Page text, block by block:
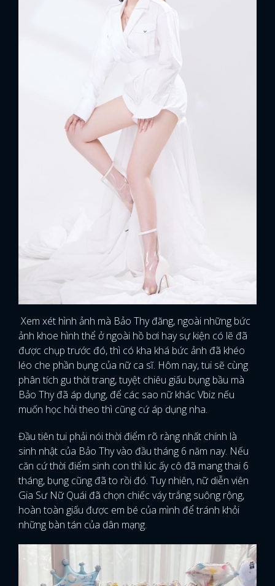
Xem xét hình ảnh mà Bảo Thy đăng, ngoài những bức
ảnh khoe hình thể ở ngoài hồ bơi hay sự kiện có lẽ đã
được chụp trước đó, thì có kha khá bức ảnh đã khéo
léo che phần bụng của nữ ca sĩ. Hôm nay, tui sẽ cùng
phân tích gu thời trang, tuyệt chiêu giấu bụng bầu mà
Bảo Thy đã áp dụng, để các sao nữ khác Vbiz nếu
muốn học hỏi theo thì cũng cứ áp dụng nha.
Đầu tiên tui phải nói thời điểm rõ ràng nhất chính là
sinh nhật của Bảo Thy vào đầu tháng 6 năm nay. Nếu
căn cứ thời điểm sinh con thì lúc ấy cô đã mang thai 6
tháng, bụng cũng đã to rồi đó. Tuy nhiên, nữ diễn viên
Gia Sư Nữ Quái đã chọn chiếc váy trắng suông rộng,
hoàn toàn giấu được em bé của mình để tránh khỏi
những bàn tán của dân mạng.